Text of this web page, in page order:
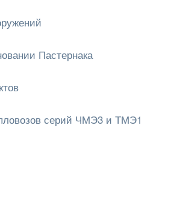
Пастернака
серий ЧМЭ3 и ТМЭ1